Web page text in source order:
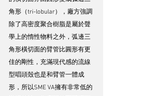
角形（tri-lobular），廠方強調
除了高密度聚合樹脂是屬於聲
學上的惰性物料之外，弧邊三
角形橫切面的臂管比圓形有更
佳的剛性，充滿現代感的流線
型唱頭殼也是和臂管一體成
形，所以SME VA擁有非常低的